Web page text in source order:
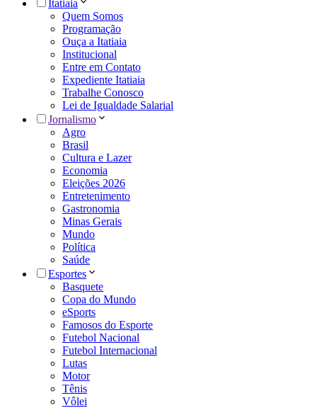
Itatiaia
Quem Somos
Programação
Ouça a Itatiaia
Institucional
Entre em Contato
Expediente Itatiaia
Trabalhe Conosco
Lei de Igualdade Salarial
Jornalismo
Agro
Brasil
Cultura e Lazer
Economia
Eleições 2026
Entretenimento
Gastronomia
Minas Gerais
Mundo
Política
Saúde
Esportes
Basquete
Copa do Mundo
eSports
Famosos do Esporte
Futebol Nacional
Futebol Internacional
Lutas
Motor
Tênis
Vôlei